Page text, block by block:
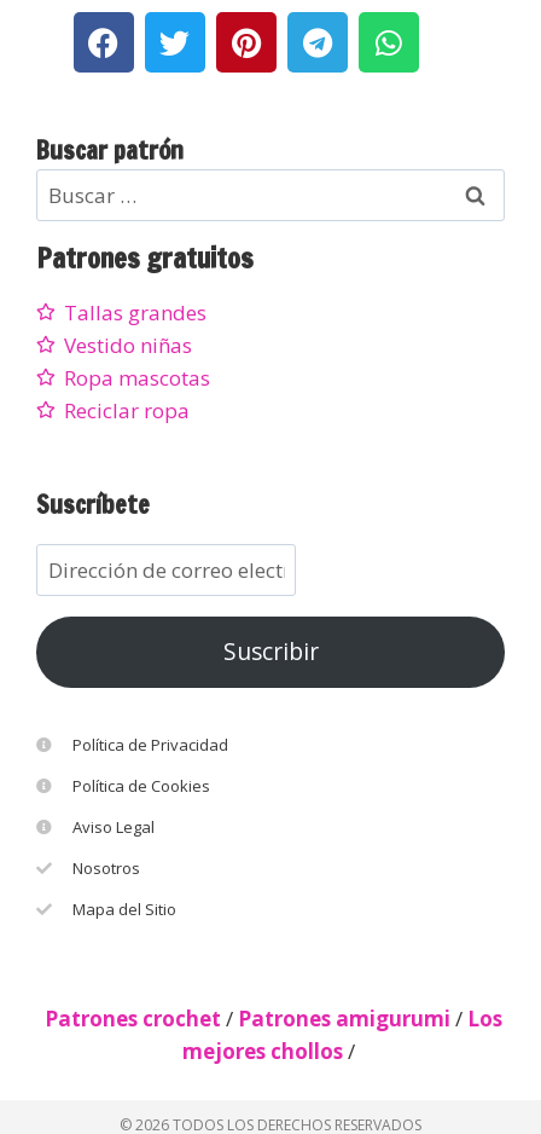
Buscar patrón
Patrones gratuitos
Tallas grandes
Vestido niñas
Ropa mascotas
Reciclar ropa
Suscríbete
Suscribir
Política de Privacidad
Política de Cookies
Aviso Legal
Nosotros
Mapa del Sitio
Patrones crochet / Patrones amigurumi / Los
mejores chollos/
© 2026 TODOS LOS DERECHOS RESERVADOS